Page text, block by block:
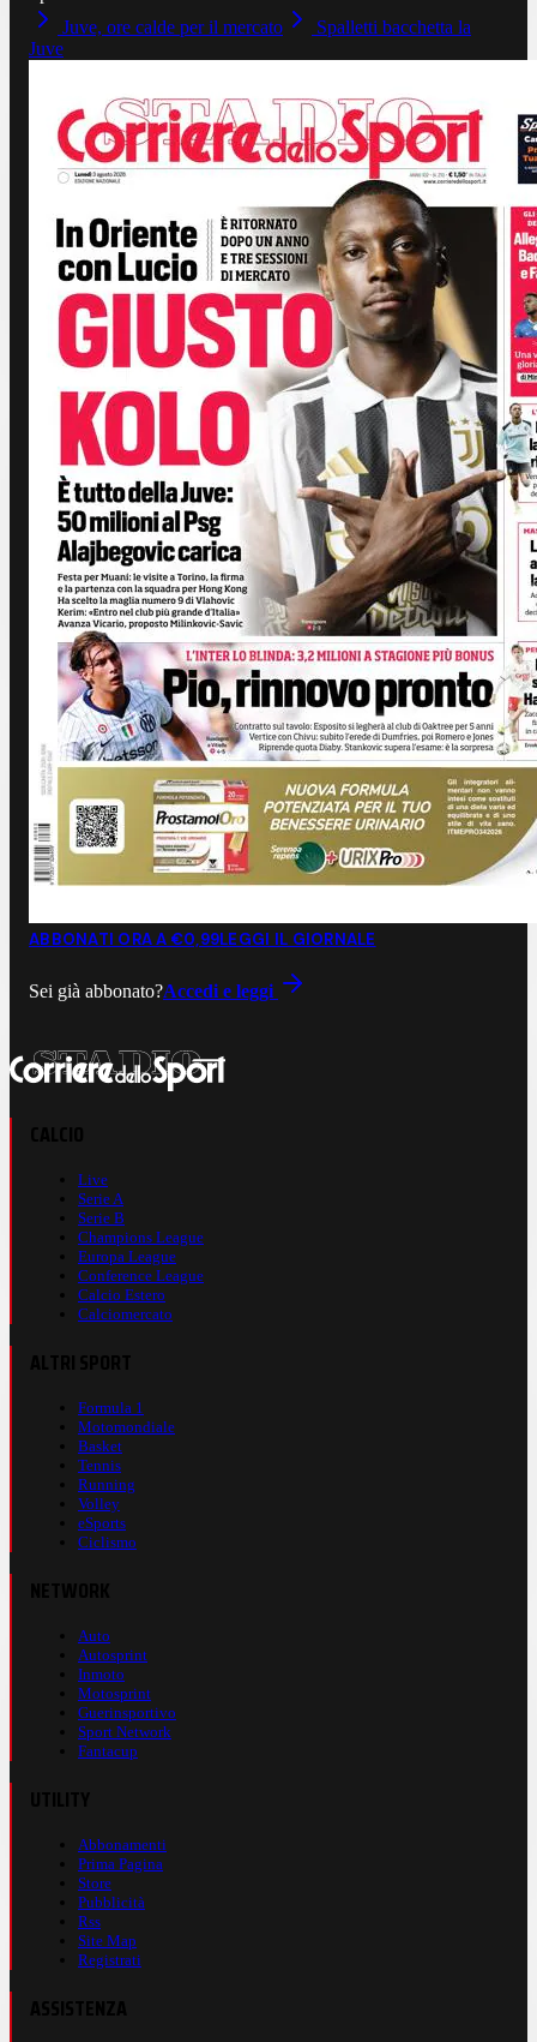
Juve, ore calde per il mercato
Spalletti bacchetta la
Juve
ABBONATI ORA A €0,99LEGGI IL GIORNALE
Sei già abbonato?Accedi e leggi
Live
Serie A
Serie B
Champions League
Europa League
Conference League
Calcio Estero
Calciomercato
Formula 1
Motomondiale
Basket
Tennis
Running
Volley
eSports
Ciclismo
Auto
Autosprint
Inmoto
Motosprint
Guerinsportivo
Sport Network
Fantacup
Abbonamenti
Prima Pagina
Store
Pubblicità
Rss
Site Map
Registrati